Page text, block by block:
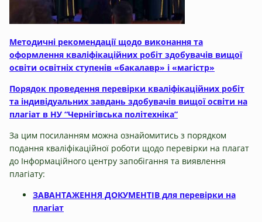
Методичні рекомендації щодо виконання та
оформлення кваліфікаційних робіт здобувачів вищої
освіти освітніх ступенів «бакалавр» і «магістр»
Порядок проведення перевірки кваліфікаційних робіт
та індивідуальних завдань здобувачів вищої освіти на
плагіат в НУ “Чернігівська політехніка”
За цим посиланням можна ознайомитись з порядком
подання кваліфікаційної роботи щодо перевірки на плагат
до Інформаційного центру запобігання та виявлення
плагіату:
ЗАВАНТАЖЕННЯ ДОКУМЕНТІВ для перевірки на
плагіат